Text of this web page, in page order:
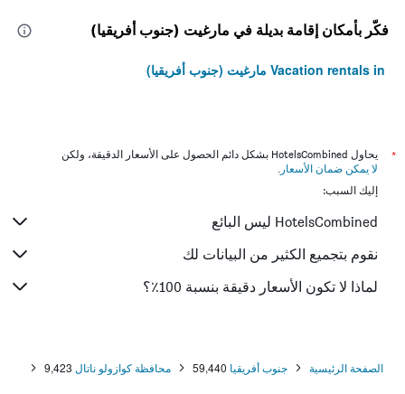
فكّر بأمكان إقامة بديلة في مارغيت (جنوب أفريقيا)
Vacation rentals in مارغيت (جنوب أفريقيا)
*
يحاول HotelsCombined بشكل دائم الحصول على الأسعار الدقيقة، ولكن
لا يمكن ضمان الأسعار .
إليك السبب:
HotelsCombined ليس البائع
نقوم بتجميع الكثير من البيانات لك
لماذا لا تكون الأسعار دقيقة بنسبة 100٪؟
الصفحة الرئيسية جنوب أفريقيا 59,440 محافظة كوازولو ناتال 9,423